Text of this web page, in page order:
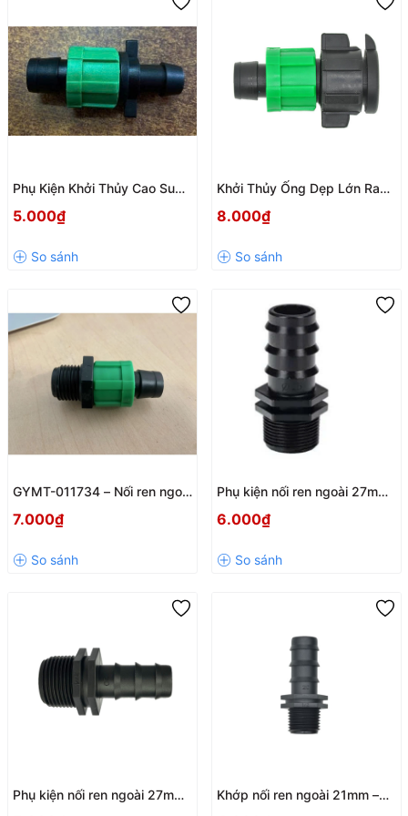
Phụ Kiện Khởi Thủy Cao Su
GYTO011715R
5.000₫
Khởi Thủy Ống Dẹp Lớn Ra
GYCT0117 – Kết Nối Nhanh,
8.000₫
GYMT-011734 – Nối ren ngoài
chắc, kín nước
7.000₫
Phụ kiện nối ren ngoài 27mm
chắc, kín nước GYMC-
6.000₫
Phụ kiện nối ren ngoài 27mm
Khớp nối ren ngoài 21mm –